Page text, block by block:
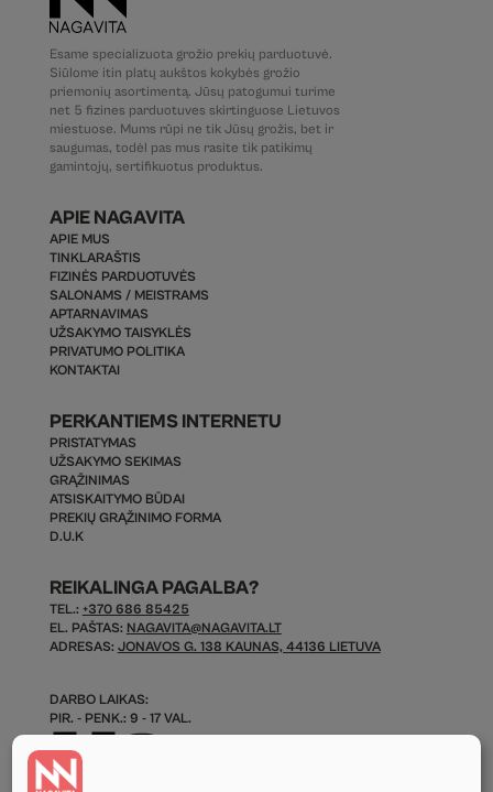
Esame specializuota grožio prekių parduotuvė.
Siūlome itin platų aukštos kokybės grožio
priemonių asortimentą. Jūsų patogumui turime
net 5 fizines parduotuves skirtinguose Lietuvos
miestuose. Mums rūpi ne tik Jūsų grožis, bet ir
saugumas, todėl pas mus rasite tik patikimų
gamintojų, sertifikuotus produktus.
APIE NAGAVITA
APIE MUS
TINKLARAŠTIS
FIZINĖS PARDUOTUVĖS
SALONAMS / MEISTRAMS
APTARNAVIMAS
UŽSAKYMO TAISYKLĖS
PRIVATUMO POLITIKA
KONTAKTAI
PERKANTIEMS INTERNETU
PRISTATYMAS
UŽSAKYMO SEKIMAS
GRĄŽINIMAS
ATSISKAITYMO BŪDAI
PREKIŲ GRĄŽINIMO FORMA
D.U.K
REIKALINGA PAGALBA?
TEL.: +370 686 85425
EL. PAŠTAS: NAGAVITA@NAGAVITA.LT
ADRESAS: JONAVOS G. 138 KAUNAS, 44136 LIETUVA
DARBO LAIKAS:
PIR. - PENK.: 9 - 17 VAL.